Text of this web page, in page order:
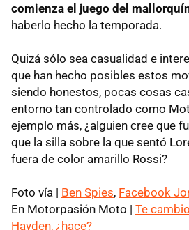
comienza el juego del
haberlo hecho la temporada.
Quizá sólo sea casualidad e
que han hecho posibles estos
siendo honestos, pocas cosas
entorno tan controlado como
ejemplo más, ¿alguien cree que
que la silla sobre la que sentó
fuera de color amarillo Rossi?
Foto vía | Ben Spies, Facebook
En Motorpasión Moto | Te
Hayden, ¿hace?